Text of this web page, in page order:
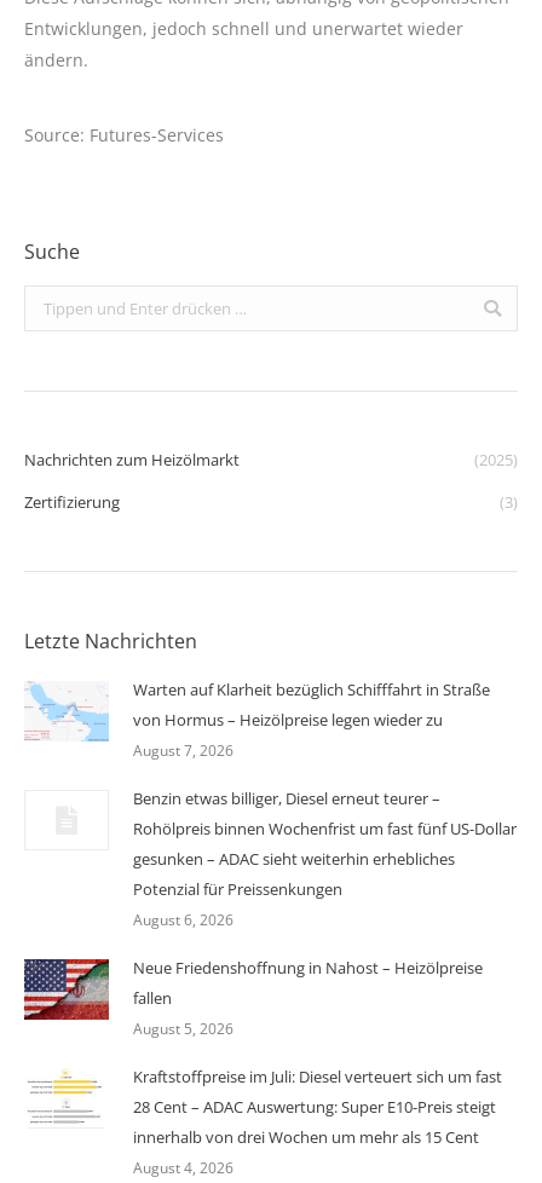
Entwicklungen, jedoch schnell und unerwartet wieder
ändern.
Source: Futures-Services
Suche
Search:
Nachrichten zum Heizölmarkt
(2025)
Zertifizierung
(3)
Letzte Nachrichten
Warten auf Klarheit bezüglich Schifffahrt in Straße
von Hormus – Heizölpreise legen wieder zu
August 7, 2026
Benzin etwas billiger, Diesel erneut teurer –
Rohölpreis binnen Wochenfrist um fast fünf US-Dollar
gesunken – ADAC sieht weiterhin erhebliches
Potenzial für Preissenkungen
August 6, 2026
Neue Friedenshoffnung in Nahost – Heizölpreise
fallen
August 5, 2026
Kraftstoffpreise im Juli: Diesel verteuert sich um fast
28 Cent – ADAC Auswertung: Super E10-Preis steigt
innerhalb von drei Wochen um mehr als 15 Cent
August 4, 2026